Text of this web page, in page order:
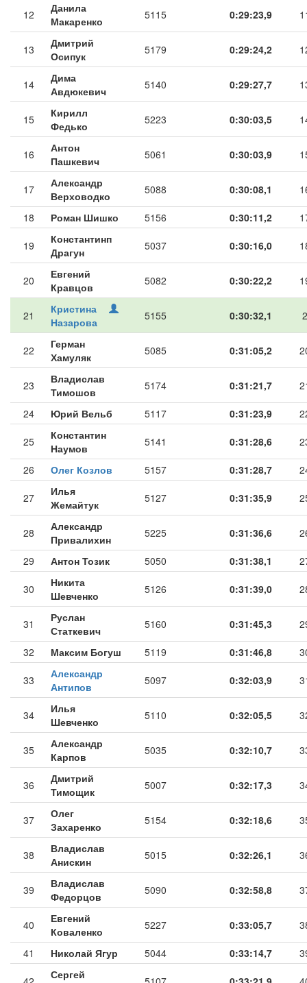
12
Данила
Макаренко
5115 0:29:23,9
13
Дмитрий
Осипук
5179 0:29:24,2
14
Дима
Авдюкевич
5140 0:29:27,7
15
Кирилл
Федько
5223 0:30:03,5
16
Антон
Пашкевич
5061 0:30:03,9
17
Александр
Верховодко
5088 0:30:08,1
18 Роман Шишко 5156 0:30:11,2
19
Константинп
Драгун
5037 0:30:16,0
20
Евгений
Кравцов
5082 0:30:22,2
21
Кристина
Назарова
5155 0:30:32,1 2
22
Герман
Хамуляк
5085 0:31:05,2
23
Владислав
Тимошов
5174 0:31:21,7
24 Юрий Вельб 5117 0:31:23,9
25
Константин
Наумов
5141 0:31:28,6
26 Олег Козлов 5157 0:31:28,7
27
Илья
Жемайтук
5127 0:31:35,9
28
Александр
Привалихин
5225 0:31:36,6
29 Антон Тозик 5050 0:31:38,1
30
Никита
Шевченко
5126 0:31:39,0
31
Руслан
Статкевич
5160 0:31:45,3
32 Максим Богуш 5119 0:31:46,8
33
Александр
Антипов
5097 0:32:03,9
34
Илья
Шевченко
5110 0:32:05,5
35
Александр
Карпов
5035 0:32:10,7
36
Дмитрий
Тимощик
5007 0:32:17,3
37
Олег
Захаренко
5154 0:32:18,6
38
Владислав
Анискин
5015 0:32:26,1
39
Владислав
Федорцов
5090 0:32:58,8
40
Евгений
Коваленко
5227 0:33:05,7
41 Николай Ягур 5044 0:33:14,7
Сергей